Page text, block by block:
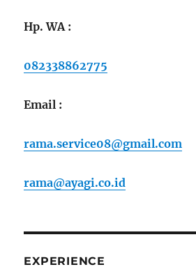
Hp. WA :
082338862775
Email :
rama.service08@gmail.com
rama@ayagi.co.id
EXPERIENCE